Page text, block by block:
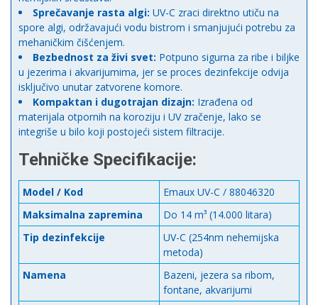
Sprečavanje rasta algi: UV-C zraci direktno utiču na
spore algi, održavajući vodu bistrom i smanjujući potrebu za
mehaničkim čišćenjem.
Bezbednost za živi svet: Potpuno sigurna za ribe i biljke
u jezerima i akvarijumima, jer se proces dezinfekcije odvija
isključivo unutar zatvorene komore.
Kompaktan i dugotrajan dizajn: Izrađena od
materijala otpornih na koroziju i UV zračenje, lako se
integriše u bilo koji postojeći sistem filtracije.
Tehničke Specifikacije:
Model / Kod
Emaux UV-C / 88046320
Maksimalna zapremina
Do 14 m³ (14.000 litara)
Tip dezinfekcije
UV-C (254nm nehemijska
metoda)
Namena
Bazeni, jezera sa ribom,
fontane, akvarijumi